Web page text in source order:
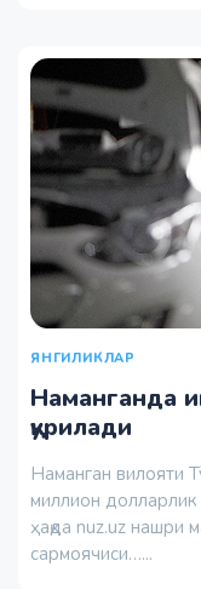
ЯНГИЛИКЛАР
Наманганда
қурилади
Наманган вилояти
миллион
ҳақда nuz.uz нашри
сармоячиси…...